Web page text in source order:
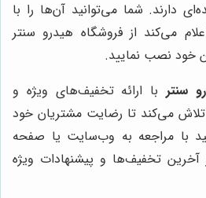
دارند. شما می‌توانید آن‌ها را با
می‌کند از فروشگاه هیدرو سنتر
خود نصب نمایید.
سنتر با ارائه تخفیف‌های ویژه و
تلاش می‌کند تا رضایت مشتریان خود
با مراجعه به وب‌سایت یا صفحه
آخرین تخفیف‌ها و پیشنهادات ویژه